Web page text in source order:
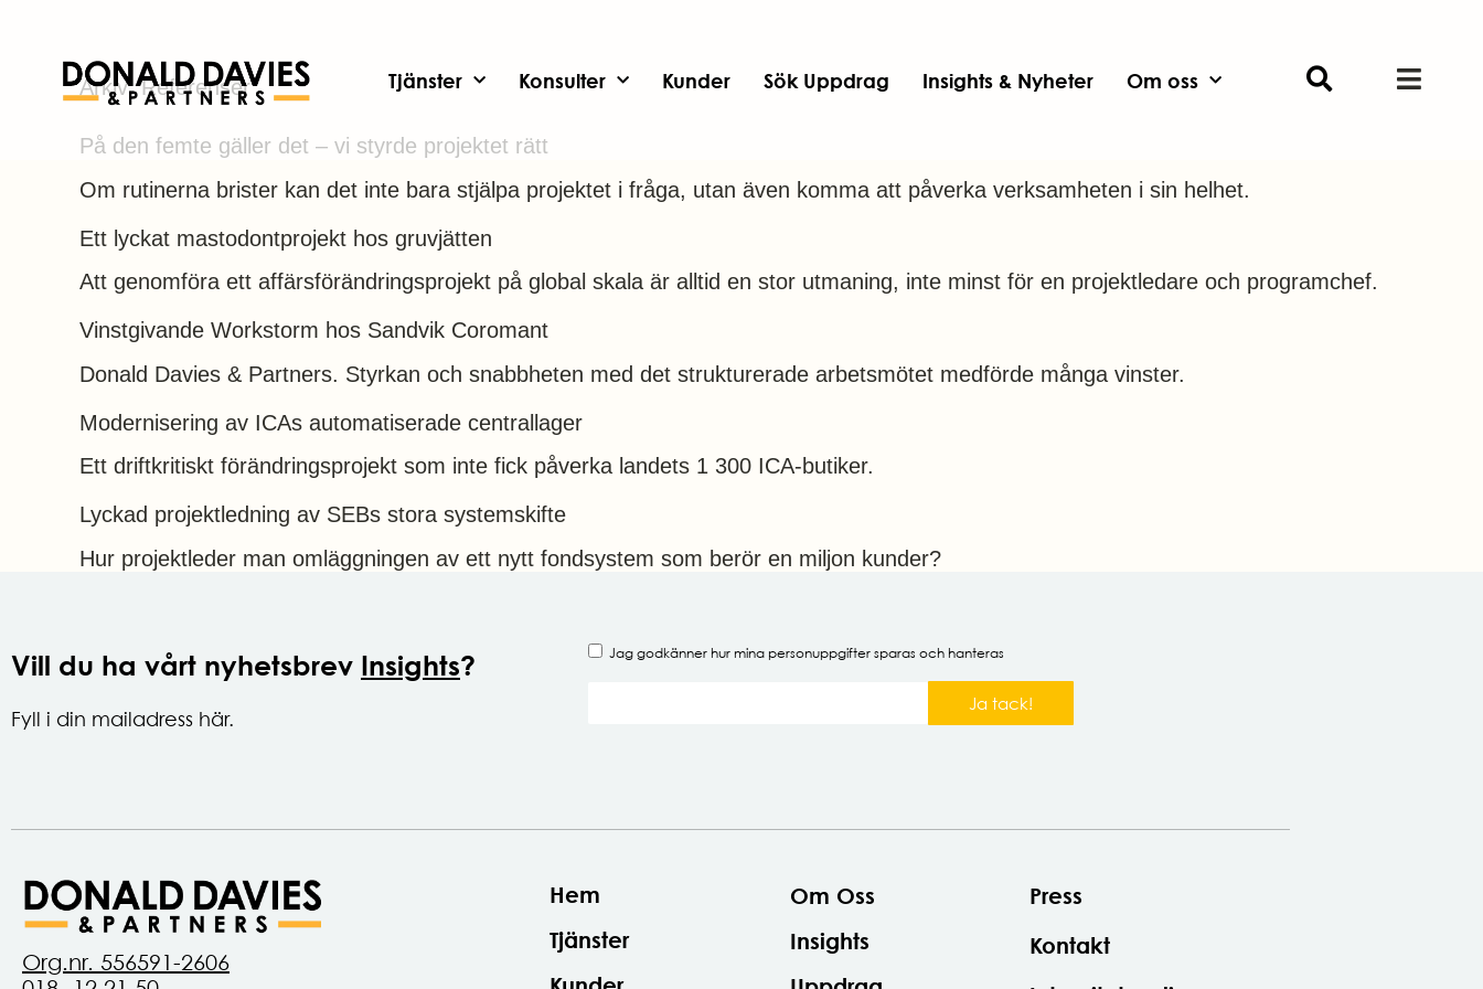
Tjänster Konsulter Kunder Sök Uppdrag Insights & Nyheter Om oss
Arkiv:Referenser
På den femte gäller det – vi styrde projektet rätt
Om rutinerna brister kan det inte bara stjälpa projektet i fråga, utan även komma att påverka verksamheten i sin helhet.
Ett lyckat mastodontprojekt hos gruvjätten
Att genomföra ett affärsförändringsprojekt på global skala är alltid en stor utmaning, inte minst för en projektledare och programchef.
Vinstgivande Workstorm hos Sandvik Coromant
Donald Davies & Partners. Styrkan och snabbheten med det strukturerade arbetsmötet medförde många vinster.
Modernisering av ICAs automatiserade centrallager
Ett driftkritiskt förändringsprojekt som inte fick påverka landets 1 300 ICA-butiker.
Lyckad projektledning av SEBs stora systemskifte
Hur projektleder man omläggningen av ett nytt fondsystem som berör en miljon kunder?
Vill du ha vårt nyhetsbrev Insights?
Fyll i din mailadress här.
Jag godkänner hur mina personuppgiftersparas och hanteras
Ja tack!
Org.nr. 556591-2606
Hem
Tjänster
Om Oss
Insights
Press
Kontakt